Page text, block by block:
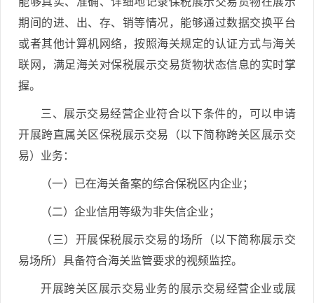
期间的进、出、存、销等情况，能够通过数据交换平台
或者其他计算机网络，按照海关规定的认证方式与海关
联网，满足海关对保税展示交易货物状态信息的实时掌
握。
三、展示交易经营企业符合以下条件的，可以申请
开展跨直属关区保税展示交易（以下简称跨关区展示交
易）业务：
（一）已在海关备案的综合保税区内企业；
（二）企业信用等级为非失信企业；
（三）开展保税展示交易的场所（以下简称展示交
易场所）具备符合海关监管要求的视频监控。
开展跨关区展示交易业务的展示交易经营企业或展